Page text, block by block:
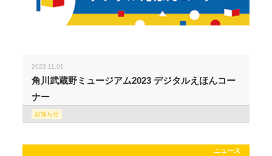
2023.11.01
角川武蔵野ミュージアム2023 デジタルえほんコー
ナー
お知らせ
ニュース